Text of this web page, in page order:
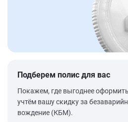
Подберем полис для вас
Покажем, где выгоднее
учтём вашу скидку за
вождение (КБМ).